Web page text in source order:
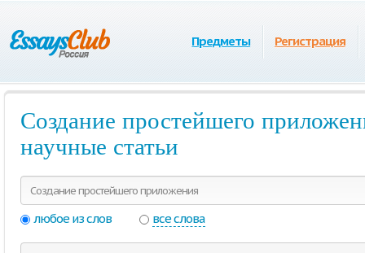
Предметы Регистрация
Создание простейшего
научные статьи
любое из слов все слова